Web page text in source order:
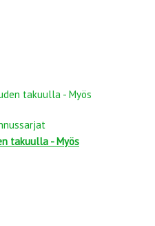
takuulla - Myös
takuulla - Myös